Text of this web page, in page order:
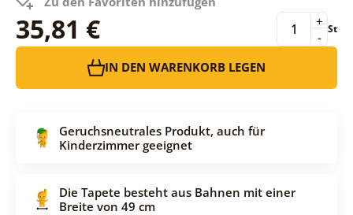
35,81 € -
+ St
IN DEN WARENKORB LEGEN
Geruchsneutrales Produkt, auch für
Kinderzimmer geeignet
Die Tapete besteht aus Bahnen mit einer
Breite von 49 cm